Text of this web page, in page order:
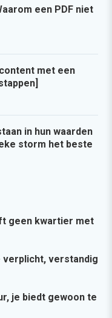
een PDF niet
met een
in hun waarden
storm het beste
geen kwartier met
verplicht, verstandig
je biedt gewoon te